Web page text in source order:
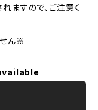
ますので、ご注意く
ん※